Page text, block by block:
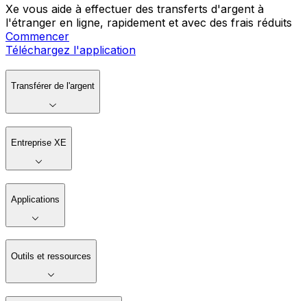
Xe vous aide à effectuer des transferts d'argent à
l'étranger en ligne, rapidement et avec des frais réduits
Commencer
Téléchargez l'application
Transférer de l'argent
Entreprise XE
Applications
Outils et ressources